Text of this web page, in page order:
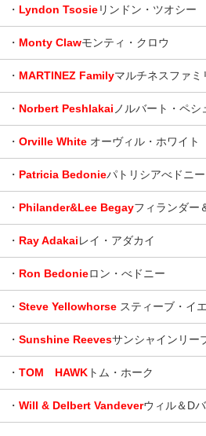
・ Lyndon Tsosieリンドン・ツオシー
・ Monty Clawモンティ・クロウ
・ MARTINEZ Familyマルチネスファミ
・ Norbert Peshlakai ノルバート・ペシ
・ Orville White オーヴィル・ホワイト
・ Patricia Bedonieパトリシアべドニー
・ Philander&Lee Begayフィランダー
・ Ray Adakaiレイ・アダカイ
・ Ron Bedonieロン・べドニー
・ Steve Yellowhorse スティーブ・イ
・ Sunshine Reevesサンシャインリー
・ TOM HAWK トム・ホーク
・ Will & Delbert Vandeverウィル＆D